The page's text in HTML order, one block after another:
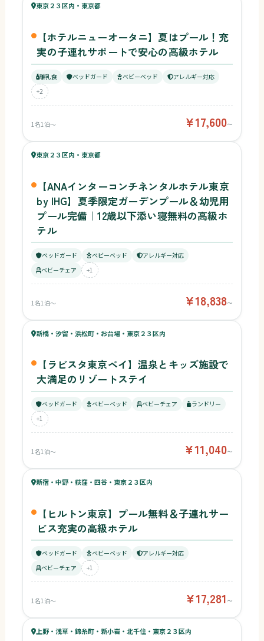
60ベビー
東京２３区内・東京都
【ホテルニューオータニ】夏はプール！充
実の子連れサポートで安心の高級ホテル
離乳食 ベッドガード ベビーベッド
アレルギー対応
+2
1名1泊〜 ¥17,600〜
58ベビー
58キッズ
東京２３区内・東京都
【ANAインターコンチネンタルホテル東京
by IHG】夏季限定ガーデンプール＆幼児用
プール完備｜12歳以下添い寝無料の高級ホ
テル
ベッドガード ベビーベッド
アレルギー対応
ベビーチェア
+1
1名1泊〜 ¥18,838〜
58ベビー
63キッズ
新橋・汐留・浜松町・お台場・東京２３区内
【ラビスタ東京ベイ】温泉とキッズ施設で
大満足のリゾートステイ
ベッドガード ベビーベッド ベビーチェア
ランドリー
+1
1名1泊〜 ¥11,040〜
58ベビー
58キッズ
新宿・中野・荻窪・四谷・東京２３区内
【ヒルトン東京】プール無料＆子連れサー
ビス充実の高級ホテル
ベッドガード ベビーベッド
アレルギー対応
ベビーチェア
+1
1名1泊〜 ¥17,281 〜
57ベビー
56キッズ
上野・浅草・錦糸町・新小岩・北千住・東京２３区内